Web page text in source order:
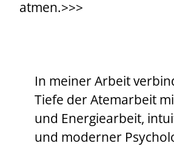
atmen.>>>
In meiner Arbeit
Tiefe der Atemarbeit
und Energiearbeit,
und moderner